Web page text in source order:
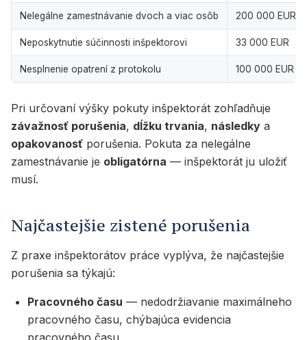
Nelegálne zamestnávanie dvoch a viac osôb 200 000 EUR
Neposkytnutie súčinnosti inšpektorovi 33 000 EUR
Nesplnenie opatrení z protokolu 100 000 EUR
Pri určovaní výšky pokuty inšpektorát zohľadňuje
závažnosť porušenia, dĺžku trvania, následky a
opakovanosť porušenia. Pokuta za nelegálne
zamestnávanie je obligatórna — inšpektorát ju uložiť
musí.
Najčastejšie zistené porušenia
Z praxe inšpektorátov práce vyplýva, že najčastejšie
porušenia sa týkajú:
Pracovného času — nedodržiavanie maximálneho
pracovného času, chýbajúca evidencia